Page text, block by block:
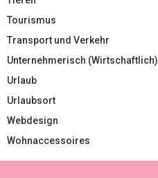
Tourismus
Transport und Verkehr
Unternehmerisch (Wirtschaftlich)
Urlaub
Urlaubsort
Webdesign
Wohnaccessoires